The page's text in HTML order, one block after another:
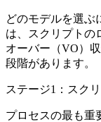
どのモデルを選ぶ
は、スクリプトの
オーバー（VO）
段階があります。
ステージ1：スク
プロセスの最も重